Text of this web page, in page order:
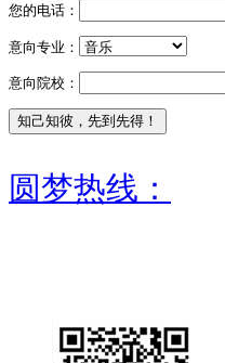
您的电话：
意向专业：
意向院校：
圆梦热线：